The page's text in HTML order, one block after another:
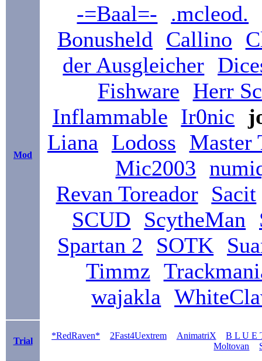
Mod
-=Baal=-
.mcleod.
Bonusheld
Callino
der Ausgleicher
Fishware Herr
Inflammable Ir0nic
Liana
Lodoss Master
Mic2003
Revan Toreador Sacit
SCUD
ScytheMan
Spartan 2
SOTK
Timmz
wajakla
Trial
*RedRaven* 2Fast4Uextrem AnimatriX
B L U E
Moltovan